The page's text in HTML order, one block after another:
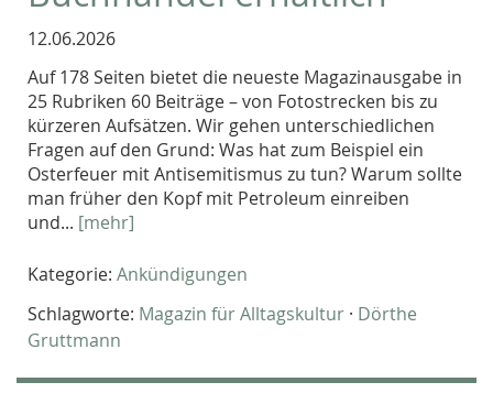
12.06.2026
Auf 178 Seiten bietet die neueste Magazinausgabe in
25 Rubriken 60 Beiträge – von Fotostrecken bis zu
kürzeren Aufsätzen. Wir gehen unterschiedlichen
Fragen auf den Grund: Was hat zum Beispiel ein
Osterfeuer mit Antisemitismus zu tun? Warum sollte
man früher den Kopf mit Petroleum einreiben
und... [mehr]
Kategorie: Ankündigungen
Schlagworte: Magazin für Alltagskultur · Dörthe
Gruttmann